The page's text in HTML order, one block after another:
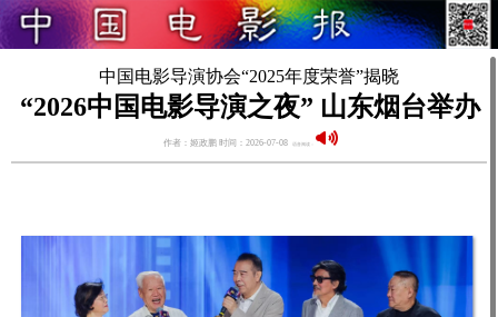
中国电影导演协会“2025年度荣誉”揭晓
“2026中国电影导演之夜” 山东烟台举办
作者：姬政鹏 时间：2026-07-08